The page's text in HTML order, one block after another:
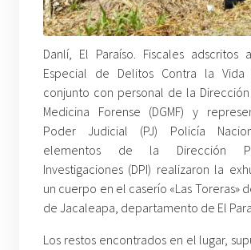
Danlí, El Paraíso. Fiscales adscritos
Especial de Delitos Contra la Vida
conjunto con personal de la
Medicina Forense (DGMF) y
Poder Judicial (PJ) Policía
elementos de la Dirección
Investigaciones (DPI) realizaron la
un cuerpo en el caserío «Las Toreras»
de Jacaleapa, departamento de El
Los restos encontrados en el lugar,